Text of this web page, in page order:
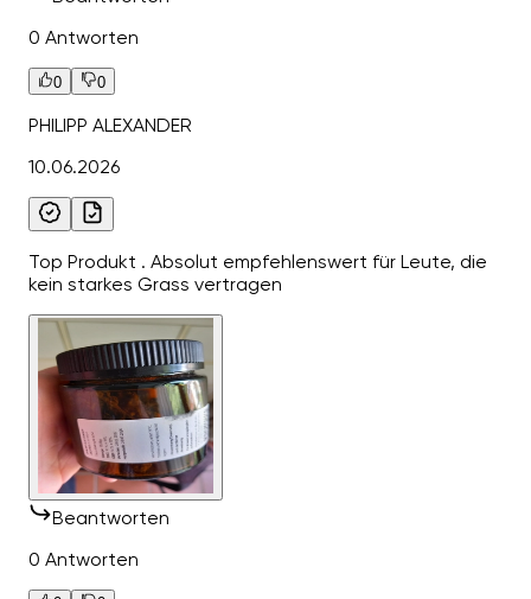
0 Antworten
0 0
PHILIPP ALEXANDER
10.06.2026
Top Produkt . Absolut empfehlenswert für Leute, die
kein starkes Grass vertragen
Beantworten
0 Antworten